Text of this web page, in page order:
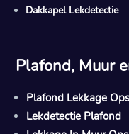
Dakkapel Lekdetectie
Plafond, Muur
Plafond Lekkage
Lekdetectie Plafond